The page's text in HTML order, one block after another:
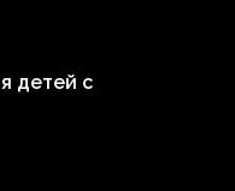
детей с